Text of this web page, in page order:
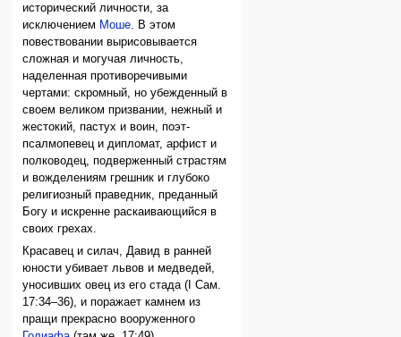
исторический личности, за
исключением Моше. В этом
повествовании вырисовывается
сложная и могучая личность,
наделенная противоречивыми
чертами: скромный, но убежденный в
своем великом призвании, нежный и
жестокий, пастух и воин, поэт-
псалмопевец и дипломат, арфист и
полководец, подверженный страстям
и вожделениям грешник и глубоко
религиозный праведник, преданный
Богу и искренне раскаивающийся в
своих грехах.
Красавец и силач, Давид в ранней
юности убивает львов и медведей,
уносивших овец из его стада (I Сам.
17:34–36), и поражает камнем из
пращи прекрасно вооруженного